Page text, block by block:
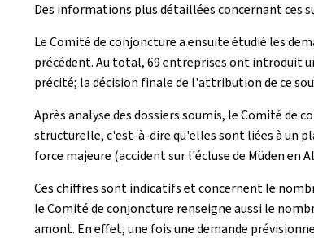
Des informations plus détaillées concernant ces
Le Comité de conjoncture a ensuite étudié les
précédent. Au total, 69 entreprises ont introduit
précité; la décision finale de l'attribution de ce
Après analyse des dossiers soumis, le Comité de
structurelle, c'est-à-dire qu'elles sont liées à un
force majeure (accident sur l'écluse de Müden en
Ces chiffres sont indicatifs et concernent le
le Comité de conjoncture renseigne aussi le
amont. En effet, une fois une demande